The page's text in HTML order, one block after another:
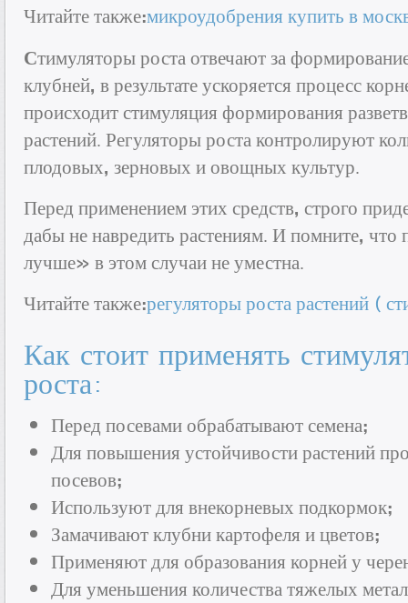
Читайте также:микроудобрения купить в
Стимуляторы роста отвечают за
клубней, в результате ускоряется процесс
происходит стимуляция формирования
растений. Регуляторы роста контролируют
плодовых, зерновых и овощных культур.
Перед применением этих средств, строго
дабы не навредить растениям. И помните,
лучше» в этом случаи не уместна.
Читайте также:регуляторы роста растений (
Как стоит применять
роста:
Перед посевами обрабатывают семена;
Для повышения устойчивости растений
посевов;
Используют для внекорневых подкормок;
Замачивают клубни картофеля и цветов;
Применяют для образования корней у
Для уменьшения количества тяжелых